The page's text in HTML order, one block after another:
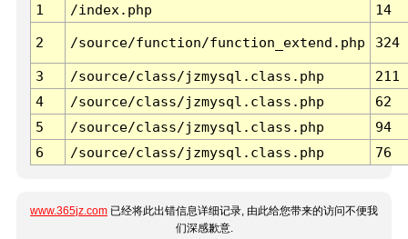
1
/index.php 14
2 /source/function/function_extend.php 324
3 /source/class/jzmysql.class.php
211
4
/source/class/jzmysql.class.php
62
5
/source/class/jzmysql.class.php
94
6
/source/class/jzmysql.class.php 76
www.365jz.com 已经将此出错信息详细记录, 由此给您带来的访问不便我
们深感歉意.